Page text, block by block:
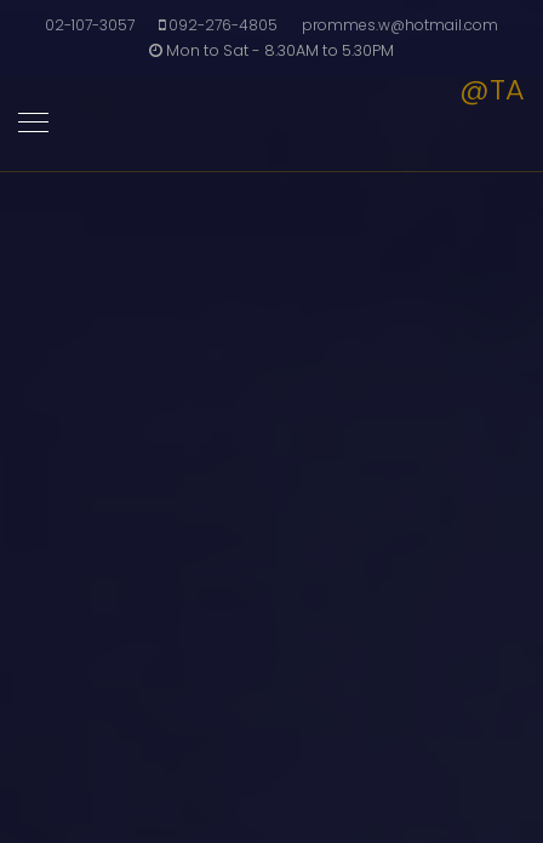
02-107-3057 092-276-4805
prommes.w@hotmail.com
Mon to Sat - 8.30AM to 5.30PM
@TA